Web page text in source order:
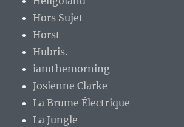
Hors Sujet
Horst
Hubris.
iamthemorning
Josienne Clarke
La Brume Électrique
La Jungle